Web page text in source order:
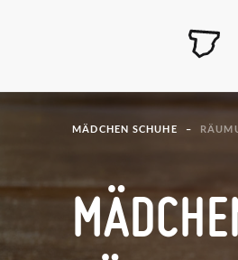
MÄDCHEN SCHUHE